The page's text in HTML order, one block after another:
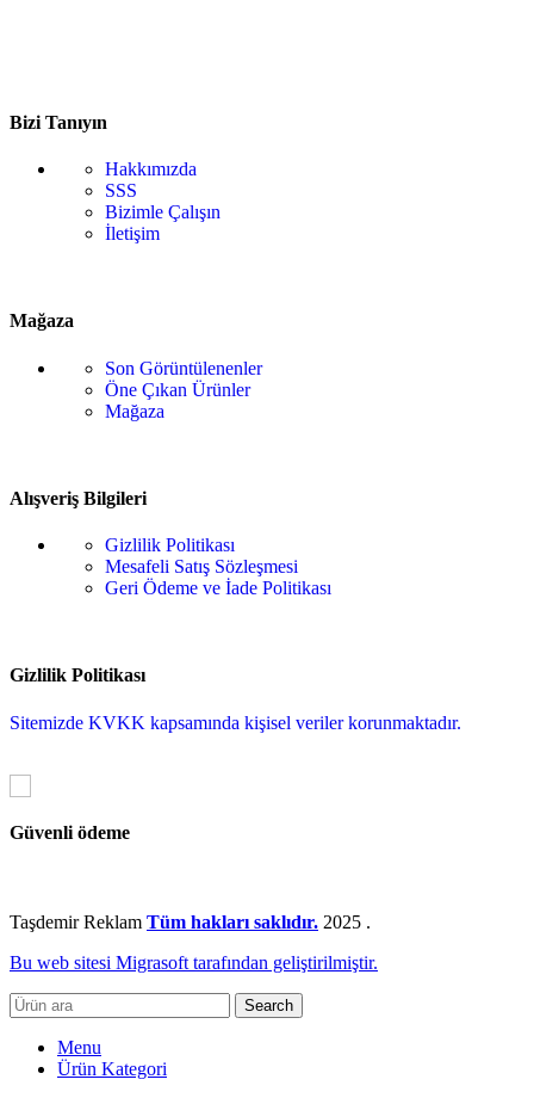
Bizi Tanıyın
Hakkımızda
SSS
Bizimle Çalışın
İletişim
Mağaza
Son Görüntülenenler
Öne Çıkan Ürünler
Mağaza
Alışveriş Bilgileri
Gizlilik Politikası
Mesafeli Satış Sözleşmesi
Geri Ödeme ve İade Politikası
Gizlilik Politikası
Sitemizde KVKK kapsamında kişisel veriler korunmaktadır.
Güvenli ödeme
Taşdemir Reklam Tüm hakları saklıdır. 2025 .
Bu web sitesi Migrasoft tarafından geliştirilmiştir.
Search
Menu
Ürün Kategori